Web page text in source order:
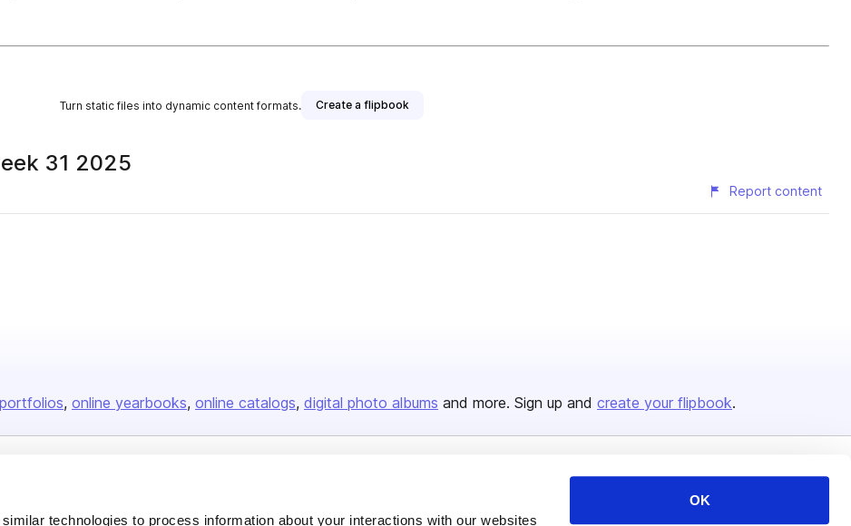
technologies to process information about your interactions with our websites
OK
Turn static files into dynamic content formats. Create a flipbook
31 2025
Report content
online yearbooks online catalogs digital photo albums and more. Sign up and create your flipbook.
About us Content Types